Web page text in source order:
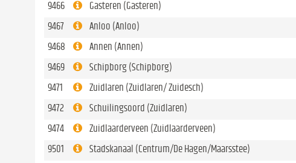
9466
Gasteren (Gasteren)
9467
Anloo (Anloo)
9468
Annen (Annen)
9469
Schipborg (Schipborg)
9471
Zuidlaren (Zuidlaren/ Zuidesch)
9472
Schuilingsoord (Zuidlaren)
9474
Zuidlaarderveen (Zuidlaarderveen)
9501
Stadskanaal (Centrum/De Hagen/Maarsstee)